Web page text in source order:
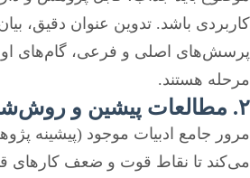
کاربردی باشد. تدوین عنوان دقیق،
پرسش‌های اصلی و فرعی، گام‌های
مرحله هستند.
۲. مطالعات پیشین و روش‌شناسی
مرور جامع ادبیات موجود (پیشینه
می‌کند تا نقاط قوت و ضعف کارهای